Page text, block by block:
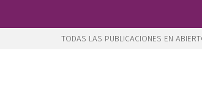
TODAS LAS PUBLICACIONES EN